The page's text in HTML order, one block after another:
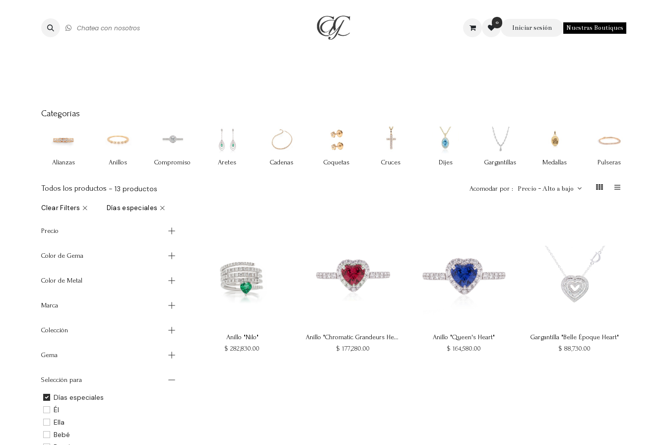
Chatea con nosotros
0
Iniciar sesión Nuestras Boutiques
Categorías
Alianzas Anillos Compromiso Aretes Cadenas Coquetas Cruces Dijes Gargantillas Medallas Pulseras
Todos los productos - 13 productos Acomodar por : Precio - Alto a bajo
Clear Filters Días especiales
Precio
Color de Gema
Color de Metal
Marca
Colección
Gema
Selección para
Días especiales
Él
Ella
Bebé
Agregar al Carrito
Anillo "Nilo"
$282,830.00
Anillo "Chromatic Grandeurs Heart"
$177,280.00
Anillo "Queen's Heart"
$ 164,580.00
Gargantilla "Belle Époque Heart"
$ 88,730.00